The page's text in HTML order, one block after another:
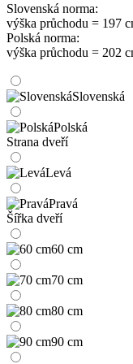
Slovenská norma:
výška průchodu = 197
Polská norma:
výška průchodu = 202
Slovenská
Polská
Strana dveří
Levá
Pravá
Šířka dveří
60 cm
70 cm
80 cm
90 cm